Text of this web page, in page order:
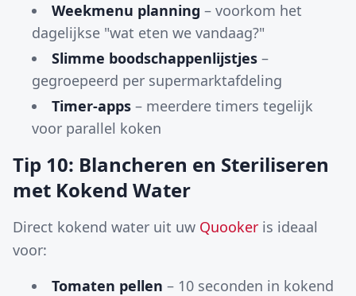
Weekmenu planning – voorkom het
dagelijkse "wat eten we vandaag?"
Slimme boodschappenlijstjes –
gegroepeerd per supermarktafdeling
Timer-apps – meerdere timers tegelijk
voor parallel koken
Tip 10: Blancheren en Steriliseren
met Kokend Water
Direct kokend water uit uw Quooker is ideaal
voor:
Tomaten pellen – 10 seconden in kokend